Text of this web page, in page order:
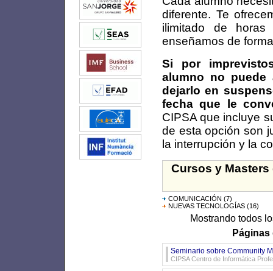
diferente. Te
ilimitado de
enseñamos de
Si por
alumno no puede
dejarlo en
fecha que le
CIPSA que incluye
de esta opción son
la interrupción y la
Cursos y Masters
COMUNICACIÓN (7)
NUEVAS TECNOLOGÍAS (16)
Mostrando todos
Seminario sobre Community
CIPSA Centro de Informática